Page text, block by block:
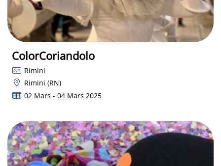
ColorCoriandolo
Rimini
Rimini (RN)
02 Mars - 04 Mars 2025